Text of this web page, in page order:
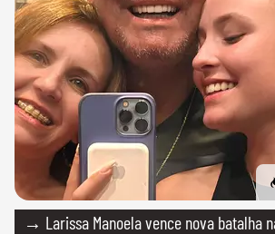
→ Larissa Manoela vence nova batalha